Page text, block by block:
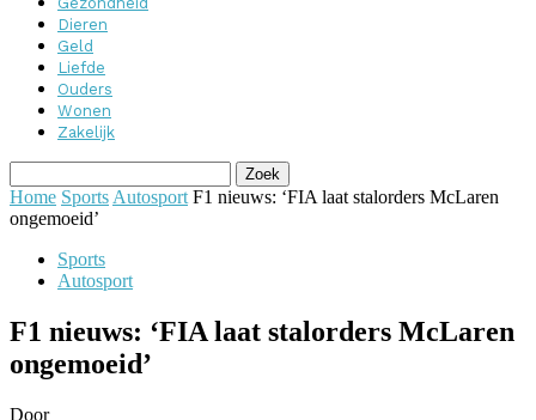
Dieren
Geld
Liefde
Ouders
Wonen
Zakelijk
Home Sports Autosport F1 nieuws: ‘FIA laat stalorders McLaren
ongemoeid’
Sports
Autosport
F1 nieuws: ‘FIA laat stalorders McLaren
ongemoeid’
Door